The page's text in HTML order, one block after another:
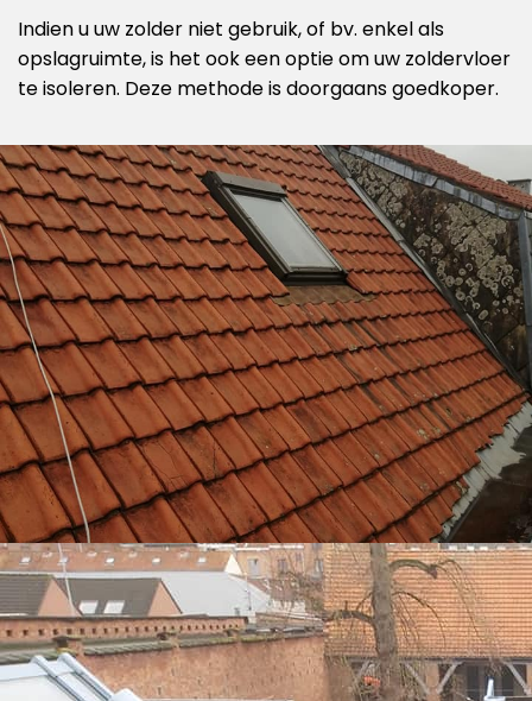
Indien u uw zolder niet gebruik, of bv. enkel als
opslagruimte, is het ook een optie om uw zoldervloer
te isoleren. Deze methode is doorgaans goedkoper.